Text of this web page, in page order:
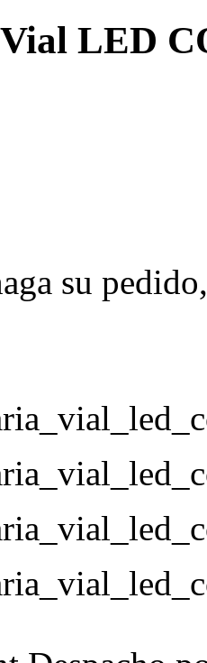
LED
su